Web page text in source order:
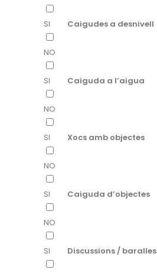
SI
NO
Caigudes a desnivell
SI
NO
Caiguda a l’aigua
SI
NO
Xocs amb objectes
SI
NO
Caiguda d’objectes
SI Discussions / baralles